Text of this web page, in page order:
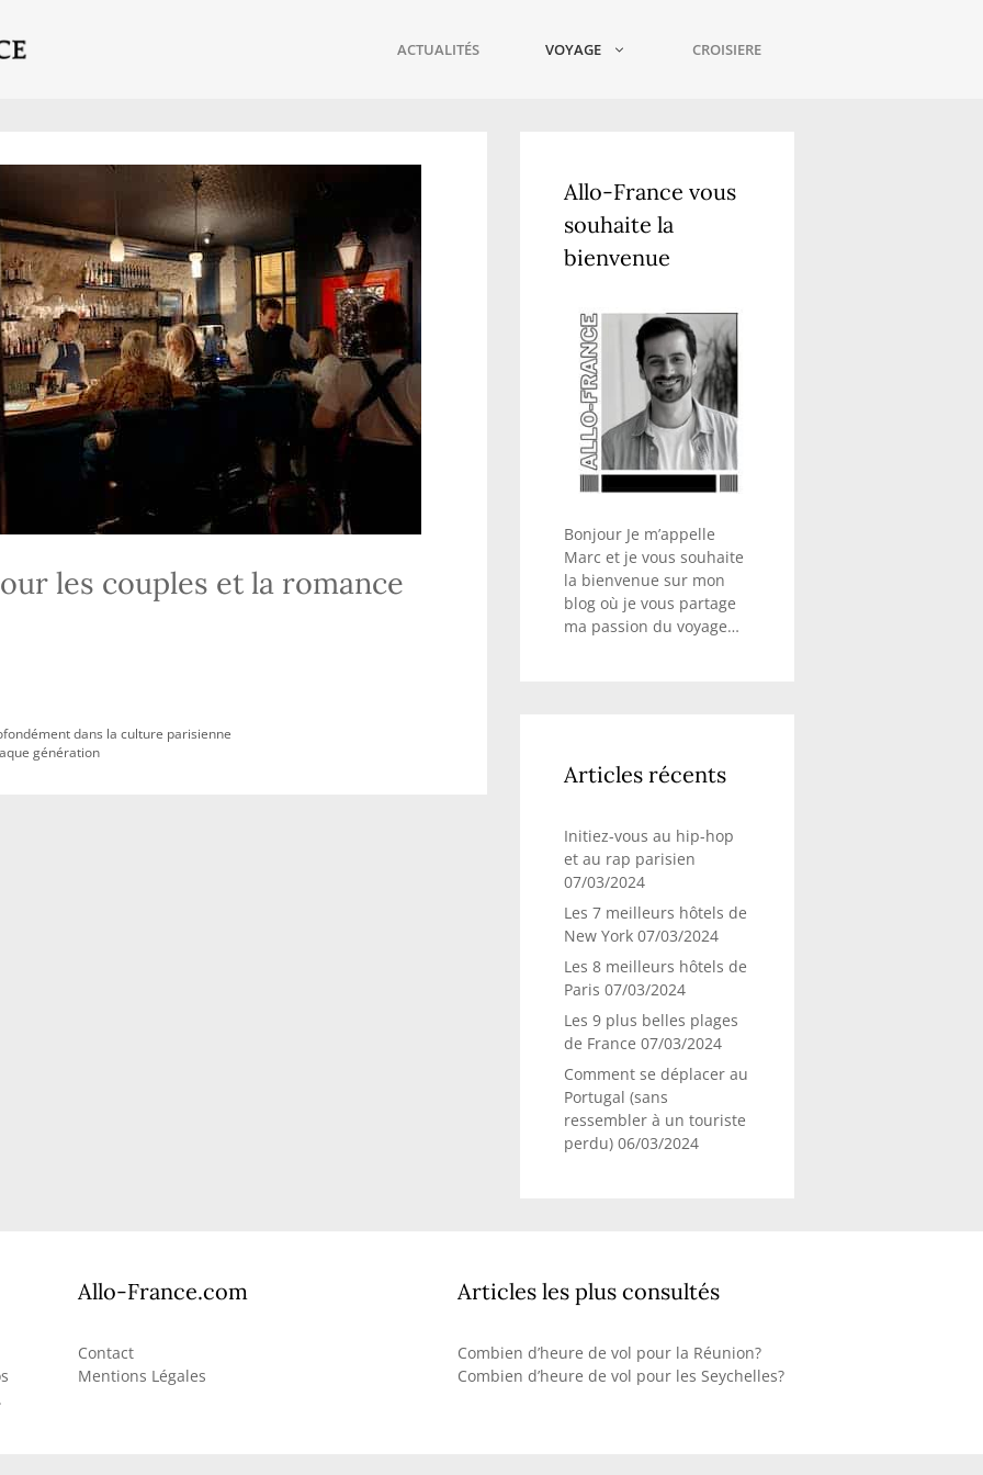
ACTUALITÉS VOYAGE CROISIERE
les couples et la romance
dans la culture parisienne
génération
Allo-France vous
souhaite la
bienvenue
Bonjour Je m’appelle
Marc et je vous souhaite
la bienvenue sur mon
blog où je vous partage
ma passion du voyage…
Articles récents
Initiez-vous au hip-hop
et au rap parisien
07/03/2024
Les 7 meilleurs hôtels de
New York 07/03/2024
Les 8 meilleurs hôtels de
Paris 07/03/2024
Les 9 plus belles plages
de France 07/03/2024
Comment se déplacer au
Portugal (sans
ressembler à un touriste
perdu) 06/03/2024
Allo-France.com
Contact
Mentions Légales
Articles les plus consultés
Combien d’heure de vol pour la Réunion?
Combien d’heure de vol pour les Seychelles?